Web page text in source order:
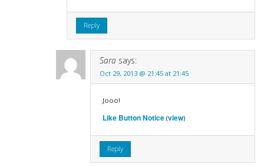
Reply
Sara says:
Oct 29, 2013 @ 21:45 at 21:45
Jooo!
Like Button Notice(view)
Reply